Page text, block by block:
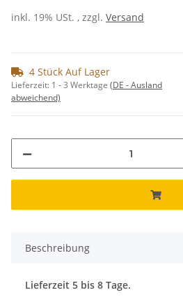
inkl. 19% USt. , zzgl. Versand
4 Stück Auf Lager
Lieferzeit: 1 - 3 Werktage (DE - Ausland
abweichend)
Beschreibung
Lieferzeit 5 bis 8 Tage.